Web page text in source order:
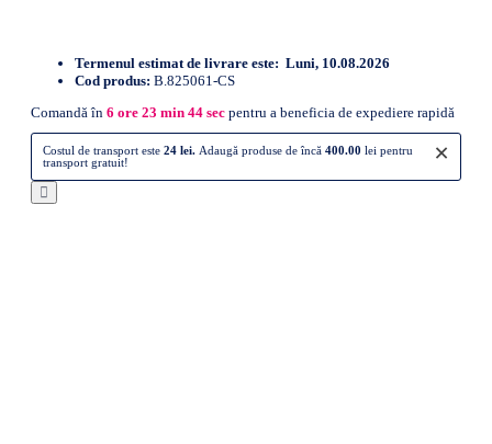
Termenul estimat de livrare este: Luni, 10.08.2026
Cod produs: B.825061-CS
Comandă în 6 ore 23 min 43 sec pentru a beneficia de expediere rapidă
×
Costul de transport este 24 lei. Adaugă produse de încă 400.00 lei pentru
transport gratuit!